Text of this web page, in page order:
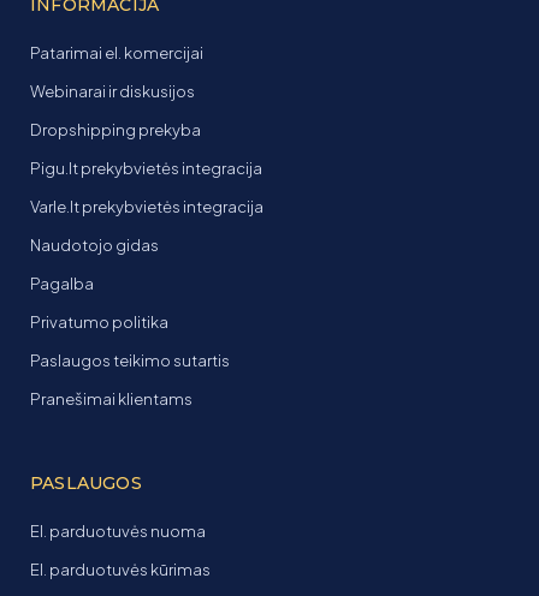
Patarimai el. komercijai
Webinarai ir diskusijos
Dropshipping prekyba
Pigu.lt prekybvietės integracija
Varle.lt prekybvietės integracija
Naudotojo gidas
Pagalba
Privatumo politika
Paslaugos teikimo sutartis
Pranešimai klientams
PASLAUGOS
El. parduotuvės nuoma
El. parduotuvės kūrimas